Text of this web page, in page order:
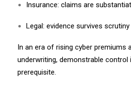
Insurance: claims are
Legal: evidence survives scrutiny
In an era of rising cyber premiums
underwriting, demonstrable control
prerequisite.